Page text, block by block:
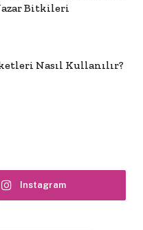
Bitkileri
Nasıl Kullanılır?
Instagram